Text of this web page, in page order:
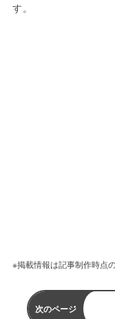
す。
※掲載情報は記事制作時点
次のページ